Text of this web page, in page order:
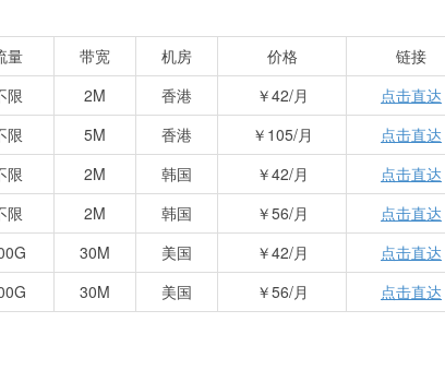
量 带宽 机房 价格
链接
限 2M 香港 ￥42/月
点击直达
限 5M 香港 ￥105/月
点击直达
限 2M 韩国 ￥42/月
点击直达
限 2M 韩国 ￥56/月
点击直达
30M 美国 ￥42/月
点击直达
30M 美国 ￥56/月 点击直达